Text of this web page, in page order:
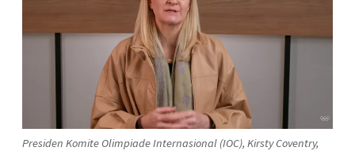
Presiden Komite Olimpiade Internasional (IOC), Kirsty Coventry,